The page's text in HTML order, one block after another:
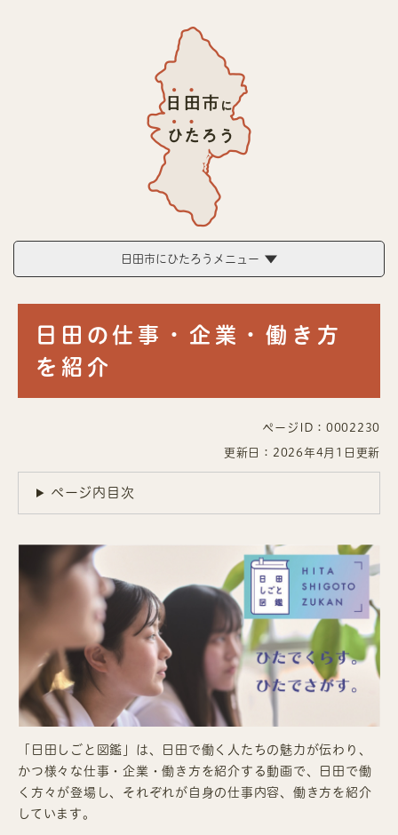
日田市にひたろうメニュー
日田の仕事・企業・働き方
を紹介
ページID：0002230
更新日：2026年4月1日更新
ページ内目次
「日田しごと図鑑」は、日田で働く人たちの魅力が伝わり、
かつ様々な仕事・企業・働き方を紹介する動画で、日田で働
く方々が登場し、それぞれが自身の仕事内容、働き方を紹介
しています。